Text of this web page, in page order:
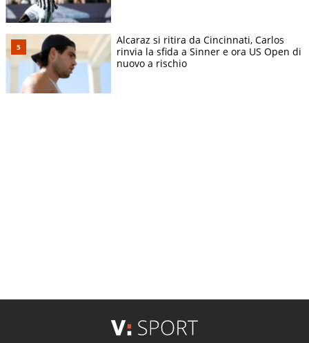
Alcaraz si ritira da Cincinnati, Carlos
rinvia la sfida a Sinner e ora US Open di
nuovo a rischio